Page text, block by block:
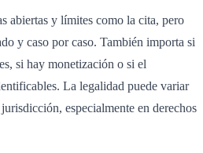
abiertas y límites como la cita, pero
y caso por caso. También importa si
si hay monetización o si el
La legalidad puede variar
especialmente en derechos